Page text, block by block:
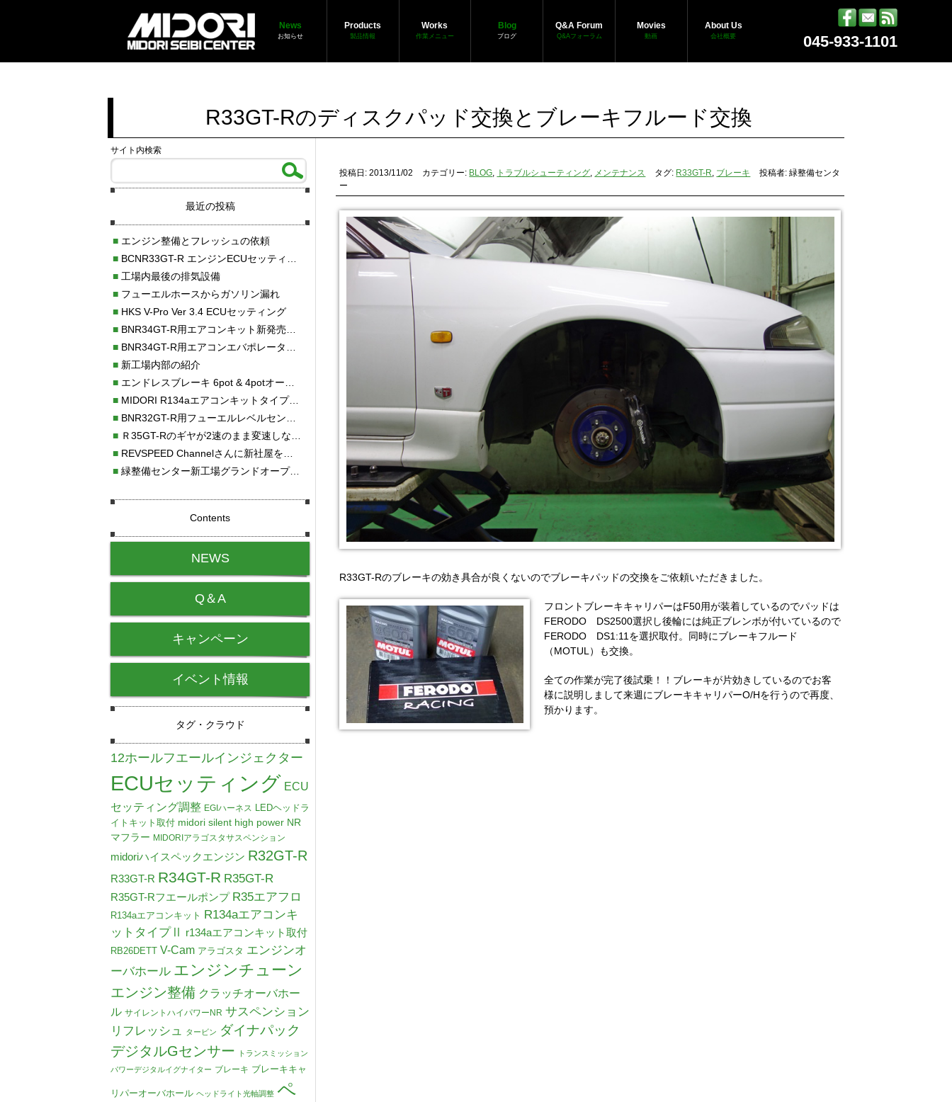
News
お知らせ
Products
製品情報
Works
作業メニュー
Blog
ブログ
Q&A Forum
Q&Aフォーラム
Movies
動画
About Us
会社概要 045-933-1101
R33GT-Rのディスクパッド交換とブレーキフルード交換
投稿日: 2013/11/02 カテゴリー: BLOG, トラブルシューティング, メンテナンス タグ: R33GT-R, ブレーキ
投稿者: 緑整備センタ
ー
R33GT-Rのブレーキの効き具合が良くないのでブレーキパッドの交換をご依頼いただきました。
フロントブレーキキャリパーはF50用が装着しているのでパッドは
FERODO DS2500選択し後輪には純正ブレンボが付いているので
FERODO DS1:11を選択取付。同時にブレーキフルード
（MOTUL）も交換。
全ての作業が完了後試乗！！ブレーキが片効きしているのでお客
様に説明しまして来週にブレーキキャリパーO/Hを行うので再度、
預かります。
サイト内検索
最近の投稿
■エンジン整備とフレッシュの依頼
■BCNR33GT-R エンジンECUセッティング調整
■工場内最後の排気設備
■フューエルホースからガソリン漏れ
■HKS V-Pro Ver 3.4 ECUセッティング
■BNR34GT-R用エアコンキット新発売！！
■BNR34GT-R用エアコンエバポレーターを新発売！！
■新工場内部の紹介
■エンドレスブレーキ 6pot & 4potオーバーホール
■MIDORI R134aエアコンキットタイプⅡ取り付け
■BNR32GT-R用フューエルレベルセンサー新発売！！
■Ｒ35GT-Rのギヤが2速のまま変速しない！！
■REVSPEED Channelさんに新社屋を紹介していただきました!!
■緑整備センター新工場グランドオープン・続報
Contents
NEWS
Q＆A
キャンペーン
イベント情報
タグ・クラウド
12ホールフエールインジェクター
ECUセッティング ECU
セッティング調整 EGIハーネス LEDヘッドラ
イトキット取付 midori silent high power NR
マフラー MIDORIアラゴスタサスペンション
midoriハイスペックエンジン R32GT-R
R33GT-R R34GT-R R35GT-R
R35GT-Rフエールポンプ R35エアフロ
R134aエアコンキット R134aエアコンキ
ットタイプⅡ
r134aエアコンキット取付
RB26DETT V-Cam アラゴスタ エンジンオ
ーバホール エンジンチューン
エンジン整備 クラッチオーバホー
ル サイレントハイパワーNR サスペンション
リフレッシュ
タービン ダイナパック
デジタルGセンサー
トランスミッション
パワーデジタルイグナイター ブレーキ ブレーキキャ
リパーオーバホール ヘッドライト光軸調整 ペ